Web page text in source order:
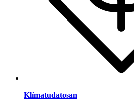
Klímatudatosan